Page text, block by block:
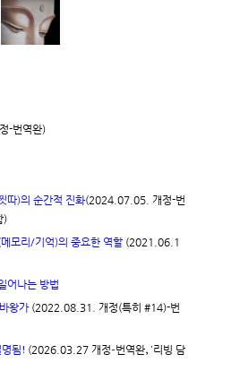
-번역완)
따)의 순간적 진화(2024.07.05. 개정-번
)
모리/기억)의 중요한 역할 (2021.06.1
어나는 방법
왕가 (2022.08.31. 개정(특히 #14)-번
됨! (2026.03.27 개정-번역완, '리빙 담